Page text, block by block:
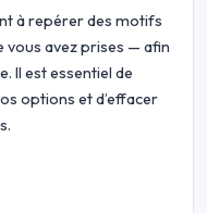
à repérer des motifs
vous avez prises — afin
Il est essentiel de
options et d’effacer